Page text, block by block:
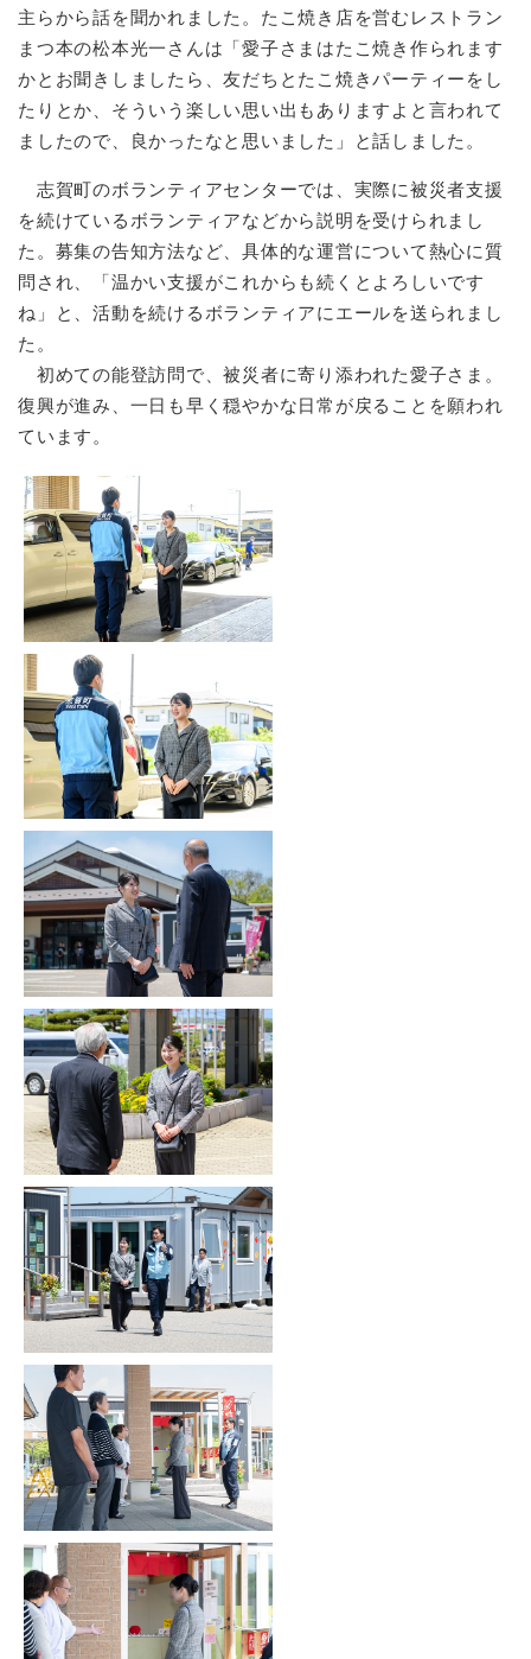
主らから話を聞かれました。たこ焼き店を営むレストラン
まつ本の松本光一さんは「愛子さまはたこ焼き作られます
かとお聞きしましたら、友だちとたこ焼きパーティーをし
たりとか、そういう楽しい思い出もありますよと言われて
ましたので、良かったなと思いました」と話しました。
志賀町のボランティアセンターでは、実際に被災者支援
を続けているボランティアなどから説明を受けられまし
た。募集の告知方法など、具体的な運営について熱心に質
問され、「温かい支援がこれからも続くとよろしいです
ね」と、活動を続けるボランティアにエールを送られまし
た。
初めての能登訪問で、被災者に寄り添われた愛子さま。
復興が進み、一日も早く穏やかな日常が戻ることを願われ
ています。